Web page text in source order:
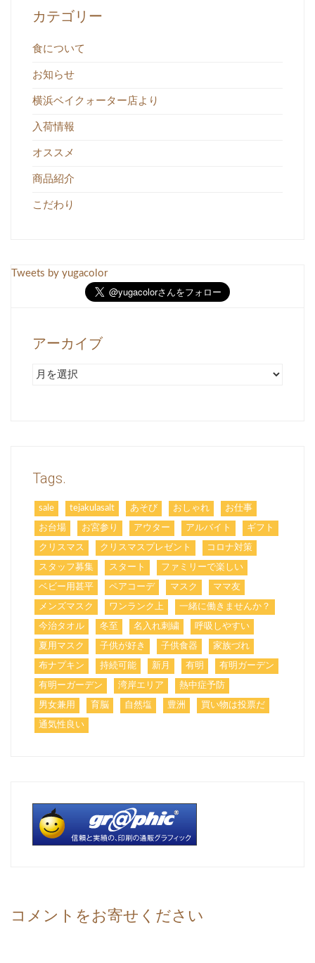
カテゴリー
食について
お知らせ
横浜ベイクォーター店より
入荷情報
オススメ
商品紹介
こだわり
Tweets by yugacolor
アーカイブ
ア
Tags.
sale tejakulasalt あそび おしゃれ お仕事
お台場 お宮参り アウター アルバイト ギフト
クリスマス クリスマスプレゼント コロナ対策
スタッフ募集 スタート ファミリーで楽しい
ベビー用甚平 ペアコーデ マスク ママ友
メンズマスク ワンランク上 一緒に働きませんか？
今治タオル 冬至 名入れ刺繍 呼吸しやすい
夏用マスク 子供が好き 子供食器 家族づれ
布ナプキン 持続可能 新月 有明 有明ガーデン
有明ーガーデン 湾岸エリア 熱中症予防
男女兼用 育脳 自然塩 豊洲 買い物は投票だ
通気性良い
コメントをお寄せください